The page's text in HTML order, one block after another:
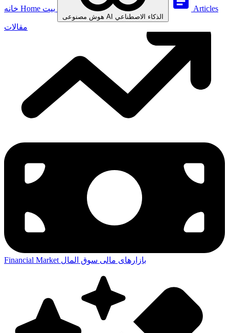
Home
AI الذكاء الاصطناعي
Articles
مقالات
Financial Market بازارهای مالی سوق المال